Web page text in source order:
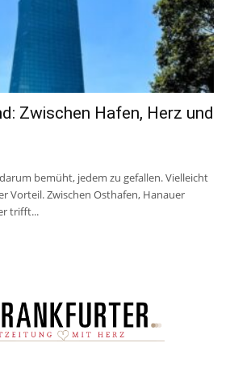
Zwischen Hafen, Herz und
bemüht, jedem zu gefallen. Vielleicht
Vorteil. Zwischen Osthafen, Hanauer
trifft...